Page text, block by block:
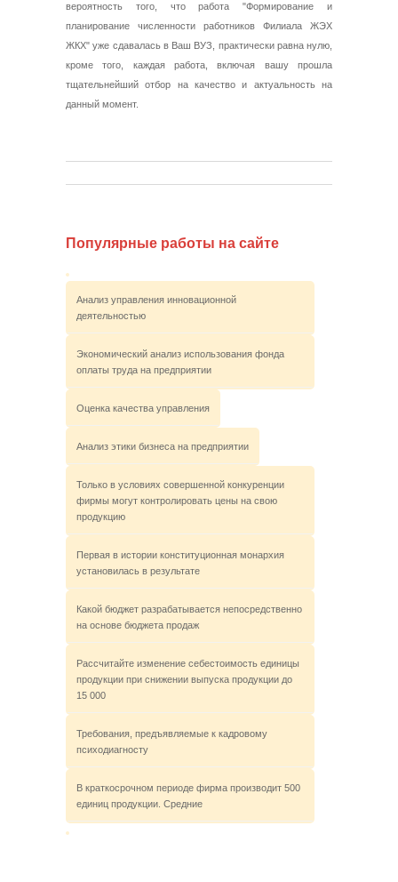
вероятность того, что работа "Формирование и
планирование численности работников Филиала ЖЭХ
ЖКХ" уже сдавалась в Ваш ВУЗ, практически равна нулю,
кроме того, каждая работа, включая вашу прошла
тщательнейший отбор на качество и актуальность на
данный момент.
Популярные работы на сайте
Анализ управления инновационной
деятельностью
Экономический анализ использования фонда
оплаты труда на предприятии
Оценка качества управления
Анализ этики бизнеса на предприятии
Только в условиях совершенной конкуренции
фирмы могут контролировать цены на свою
продукцию
Первая в истории конституционная монархия
установилась в результате
Какой бюджет разрабатывается непосредственно
на основе бюджета продаж
Рассчитайте изменение себестоимость единицы
продукции при снижении выпуска продукции до
15 000
Требования, предъявляемые к кадровому
психодиагносту
В краткосрочном периоде фирма производит 500
единиц продукции. Средние